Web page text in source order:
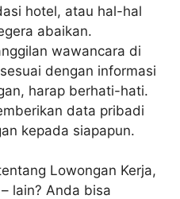
hotel, atau hal-hal
abaikan.
wawancara di
dengan informasi
harap berhati-hati.
data pribadi
kepada siapapun.
Lowongan Kerja,
lain? Anda bisa